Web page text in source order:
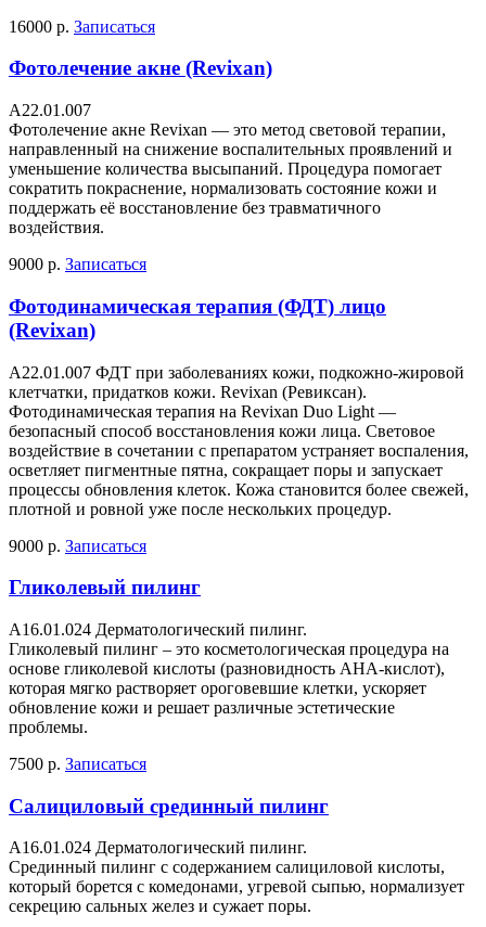
16000 р. Записаться
Фотолечение акне (Revixan)
А22.01.007
Фотолечение акне Revixan — это метод световой терапии,
направленный на снижение воспалительных проявлений и
уменьшение количества высыпаний. Процедура помогает
сократить покраснение, нормализовать состояние кожи и
поддержать её восстановление без травматичного
воздействия.
9000 р. Записаться
Фотодинамическая терапия (ФДТ) лицо
(Revixan)
А22.01.007 ФДТ при заболеваниях кожи, подкожно-жировой
клетчатки, придатков кожи. Revixan (Ревиксан).
Фотодинамическая терапия на Revixan Duo Light —
безопасный способ восстановления кожи лица. Световое
воздействие в сочетании с препаратом устраняет воспаления,
осветляет пигментные пятна, сокращает поры и запускает
процессы обновления клеток. Кожа становится более свежей,
плотной и ровной уже после нескольких процедур.
9000 р. Записаться
Гликолевый пилинг
A16.01.024 Дерматологический пилинг.
Гликолевый пилинг – это косметологическая процедура на
основе гликолевой кислоты (разновидность AHA-кислот),
которая мягко растворяет ороговевшие клетки, ускоряет
обновление кожи и решает различные эстетические
проблемы.
7500 р. Записаться
Салициловый срединный пилинг
A16.01.024 Дерматологический пилинг.
Срединный пилинг с содержанием салициловой кислоты,
который борется с комедонами, угревой сыпью, нормализует
секрецию сальных желез и сужает поры.